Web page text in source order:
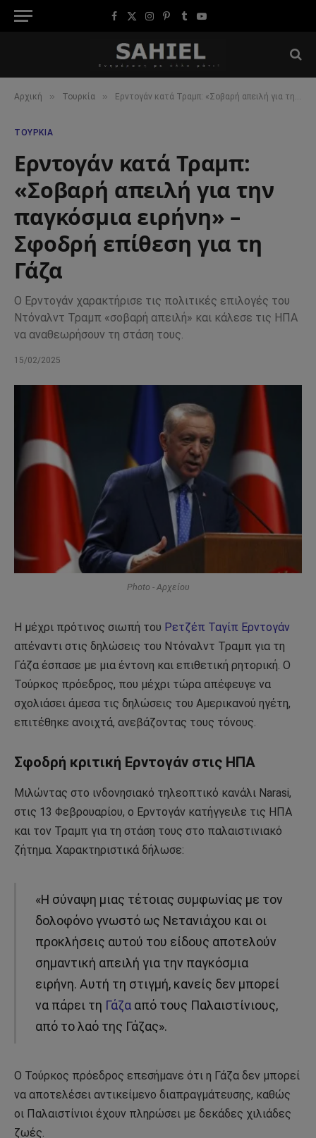
Facebook
X
Instagram
Pinterest
TumblrYouTube
Αρχική » Τουρκία » Ερντογάν κατά Τραμπ: «Σοβαρή απειλή για την παγκόσμια ειρήνη» – Σφοδρή επίθεση για τη Γάζα
ΤΟΥΡΚΊΑ
Ερντογάν κατά Τραμπ:
«Σοβαρή απειλή για την
παγκόσμια ειρήνη» –
Σφοδρή επίθεση για τη
Γάζα
Ο Ερντογάν χαρακτήρισε τις πολιτικές επιλογές του
Ντόναλντ Τραμπ «σοβαρή απειλή» και κάλεσε τις ΗΠΑ
να αναθεωρήσουν τη στάση τους.
15/02/2025
Photo - Αρχείου
Η μέχρι πρότινος σιωπή του Ρετζέπ Ταγίπ Ερντογάν
απέναντι στις δηλώσεις του Ντόναλντ Τραμπ για τη
Γάζα έσπασε με μια έντονη και επιθετική ρητορική. Ο
Τούρκος πρόεδρος, που μέχρι τώρα απέφευγε να
σχολιάσει άμεσα τις δηλώσεις του Αμερικανού ηγέτη,
επιτέθηκε ανοιχτά, ανεβάζοντας τους τόνους.
Σφοδρή κριτική Ερντογάν στις ΗΠΑ
Μιλώντας στο ινδονησιακό τηλεοπτικό κανάλι Narasi,
στις 13 Φεβρουαρίου, ο Ερντογάν κατήγγειλε τις ΗΠΑ
και τον Τραμπ για τη στάση τους στο παλαιστινιακό
ζήτημα. Χαρακτηριστικά δήλωσε:
«Η σύναψη μιας τέτοιας συμφωνίας με τον
δολοφόνο γνωστό ως Νετανιάχου και οι
προκλήσεις αυτού του είδους αποτελούν
σημαντική απειλή για την παγκόσμια
ειρήνη. Αυτή τη στιγμή, κανείς δεν μπορεί
να πάρει τη Γάζααπό τους Παλαιστίνιους,
από το λαό της Γάζας».
Ο Τούρκος πρόεδρος επεσήμανε ότι η Γάζα δεν μπορεί
να αποτελέσει αντικείμενο διαπραγμάτευσης, καθώς
οι Παλαιστίνιοι έχουν πληρώσει με δεκάδες χιλιάδες
ζωές.